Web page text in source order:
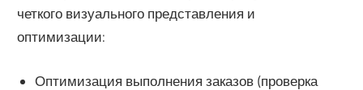
четкого визуального представления и
оптимизации:
Оптимизация выполнения заказов (проверка